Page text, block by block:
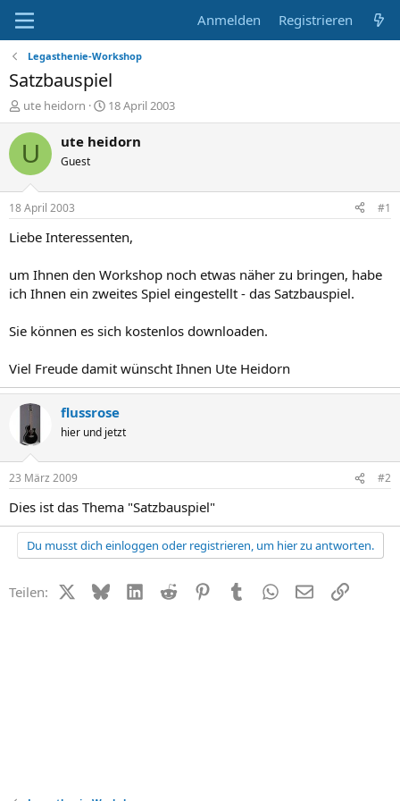
Anmelden Registrieren
Legasthenie-Workshop
Satzbauspiel
E
r
s
e
r
ute heidorn
E
r
s
t
a
18 April 2003
U ute heidorn
Guest
18 April 2003 #1
Liebe Interessenten,
um Ihnen den Workshop noch etwas näher zu bringen, habe
ich Ihnen ein zweites Spiel eingestellt - das Satzbauspiel.
Sie können es sich kostenlos downloaden.
Viel Freude damit wünscht Ihnen Ute Heidorn
flussrose
hier und jetzt
23 März 2009 #2
Dies ist das Thema "Satzbauspiel"
Du musst dich einloggen oder registrieren, um hier zu antworten.
Teilen: X (Twitter)
BlueskyLinkedIn
Reddit PinterestTumblr WhatsApp
E-MailLink